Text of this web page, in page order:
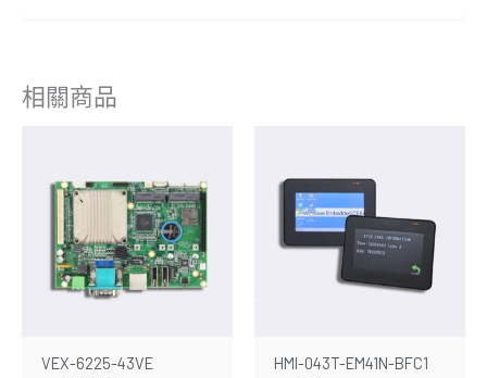
相關商品
VEX-6225-43VE HMI-043T-EM41N-BFC1